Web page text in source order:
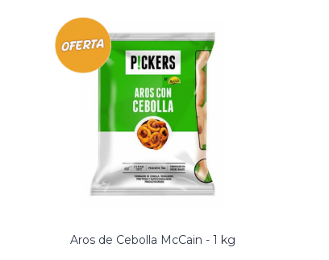
Aros de Cebolla McCain - 1 kg